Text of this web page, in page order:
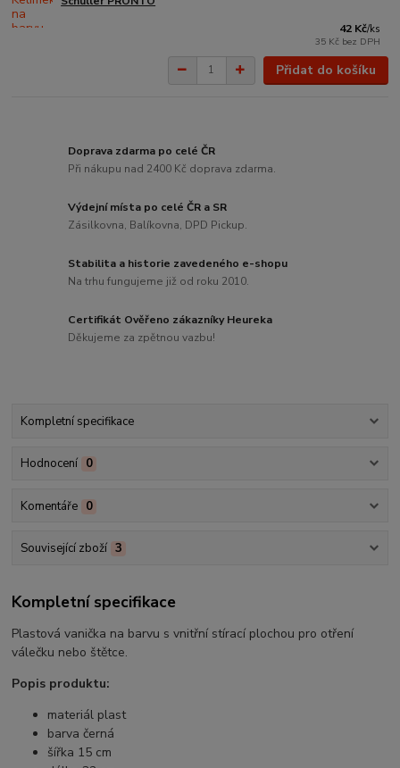
42 Kč/ks
35 Kč bez DPH
Přidat do košíku
Doprava zdarma po celé ČR
Při nákupu nad 2400 Kč doprava zdarma.
Výdejní místa po celé ČR a SR
Zásilkovna, Balíkovna, DPD Pickup.
Stabilita a historie zavedeného e-shopu
Na trhu fungujeme již od roku 2010.
Certifikát Ověřeno zákazníky Heureka
Děkujeme za zpětnou vazbu!
Kompletní specifikace
Hodnocení 0
Komentáře 0
Související zboží 3
Kompletní specifikace
Plastová vanička na barvu s vnitřní stírací plochou pro otření
válečku nebo štětce.
Popis produktu:
materiál plast
barva černá
šířka 15 cm